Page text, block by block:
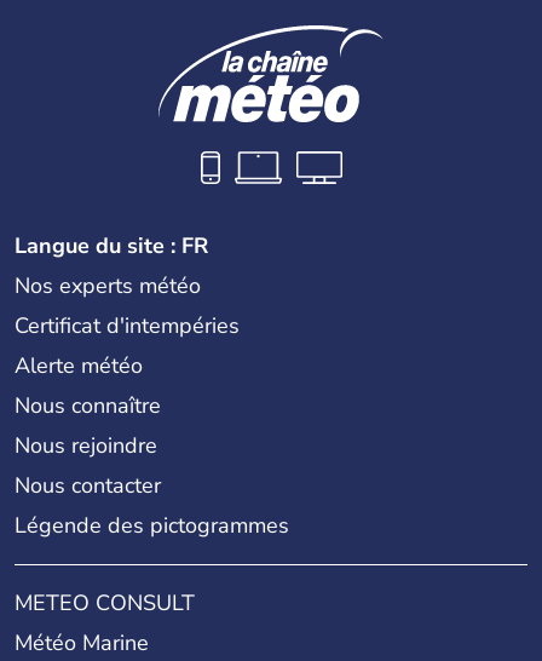
Langue du site : FR
Nos experts météo
Certificat d'intempéries
Alerte météo
Nous connaître
Nous rejoindre
Nous contacter
Légende des pictogrammes
METEO CONSULT
Météo Marine